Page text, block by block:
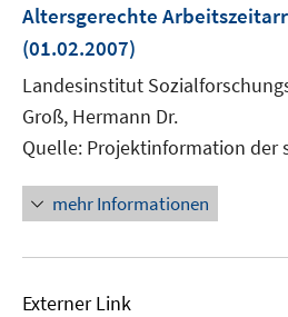
Altersgerechte
(01.02.2007)
Landesinstitut
Groß, Hermann Dr.
Quelle: Projektinformation der
mehr Informationen
Externer Link